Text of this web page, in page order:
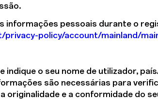
pessoais durante o
policy/account/mainland/
indique o seu nome de utilizador,
são necessárias para
e a conformidade do